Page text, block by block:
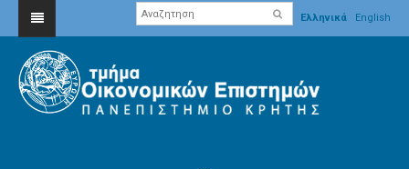
Ελληνικά English